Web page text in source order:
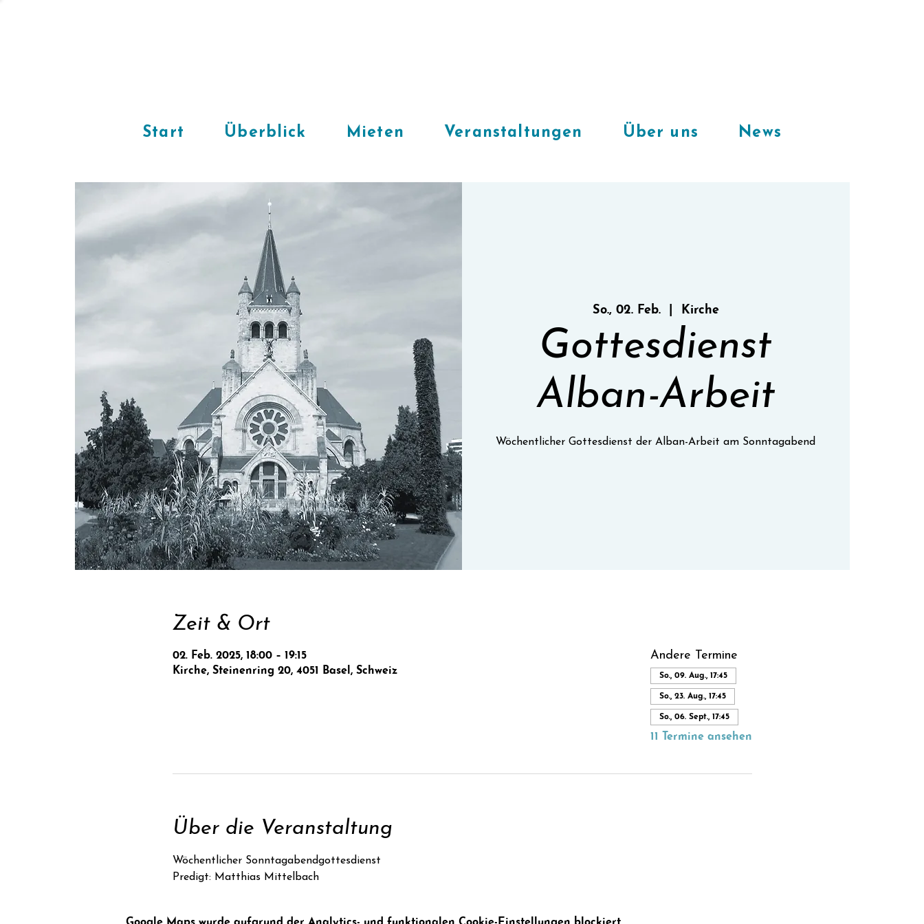
Start Überblick Mieten Veranstaltungen Über uns News
So., 02. Feb.
  |
Kirche
Gottesdienst
Alban-Arbeit
Zeit & Ort
02. Feb. 2025, 18:00 – 19:15
Kirche, Steinenring 20, 4051 Basel, Schweiz
Andere Termine
So., 09. Aug., 17:45
So., 23. Aug., 17:45
So., 06. Sept., 17:45
11 Termine ansehen
Über die Veranstaltung
Wöchentlicher Sonntagabendgottesdienst
Predigt: Matthias Mittelbach